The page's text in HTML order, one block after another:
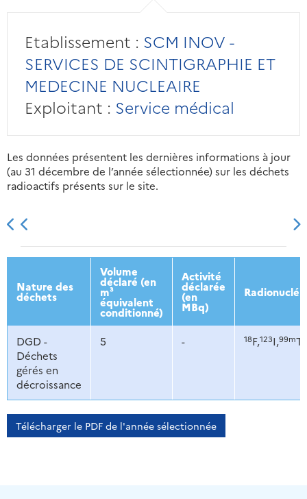
Etablissement : SCM INOV -
SERVICES DE SCINTIGRAPHIE ET
MEDECINE NUCLEAIRE
Exploitant : Service médical
Les données présentent les dernières informations à jour
(au 31 décembre de l’année sélectionnée) sur les déchets
radioactifs présents sur le site.
2013 2014 2015 2016
Nature des
déchets
Volume
déclaré (en
m³
équivalent
conditionné)
Activité
déclarée
(en
MBq)
DGD -
Déchets
gérés en
décroissance
5 - 18F,123I,99mTc
Télécharger le PDF de l'année sélectionnée